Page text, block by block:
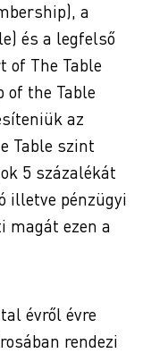
a
és a legfelső
of The Table
of the Table
az
Table szint
5 százalékát
illetve pénzügyi
magát ezen a
évről évre
rendezi